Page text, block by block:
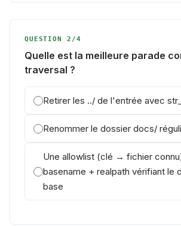
QUESTION 2/4
Quelle est la meilleure parade
traversal ?
Retirer les ../ de l'entrée avec
Renommer le dossier docs/
Une allowlist (clé → fichier
basename + realpath vérifiant le
base